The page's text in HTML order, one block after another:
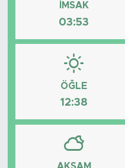
İMSAK
03:53
ÖĞLE
12:38